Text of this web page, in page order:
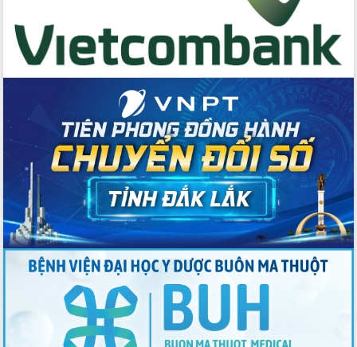
tác bầu cử tỉnh Đắk Lắk
Hội nghị Báo cáo viên Trung ương
tháng 01/2026
cao kết quả Chiến dịch Quang Trung
tại Đắk Lắk
Hội nghị Ban Chấp hành Đảng bộ tỉnh
Đắk Lắk lần thứ 2 (mở rộng)
Tập trung giải phóng mặt bằng, đẩy
nhanh tiến độ Tuyến đường bộ ven
biển
Gỡ khó, khởi công xây dựng, sửa chữa
toàn bộ nhà ở cho hộ dân đúng tiến độ
đề ra
UBND tỉnh Đắk Lắk tổng kết công tác
quốc phòng, quân sự địa phương năm
Tập trung triển khai quyết liệt, đồng bộ
các giải pháp nhằm thực hiện hiệu quả